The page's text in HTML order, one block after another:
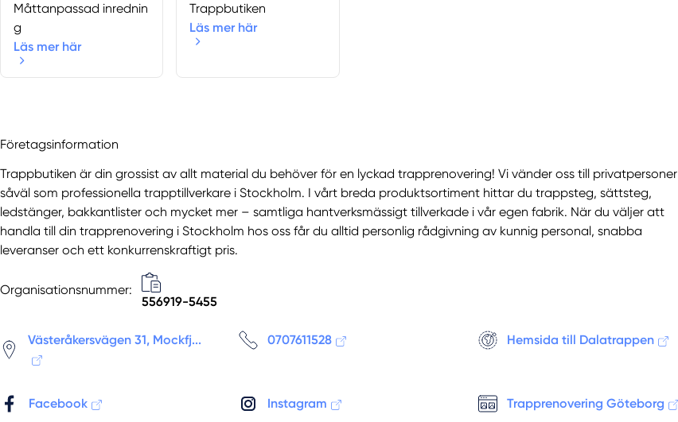
Särna
Säter
Sifferbo
Svärdsjö
Vansbro
Måttanpassad inrednin
g
Läs mer här
Trappbutiken
Läs mer här
Företagsinformation
Trappbutiken är din grossist av allt material du behöver för en lyckad trapprenovering! Vi vänder oss till privatpersoner
såväl som professionella trapptillverkare i Stockholm. I vårt breda produktsortiment hittar du trappsteg, sättsteg,
ledstänger, bakkantlister och mycket mer – samtliga hantverksmässigt tillverkade i vår egen fabrik. När du väljer att
handla till din trapprenovering i Stockholm hos oss får du alltid personlig rådgivning av kunnig personal, snabba
leveranser och ett konkurrenskraftigt pris.
Organisationsnummer:
556919-5455
Västeråkersvägen 31, Mockfj... 0707611528 Hemsida till Dalatrappen
Facebook Instagram Trapprenovering Göteborg